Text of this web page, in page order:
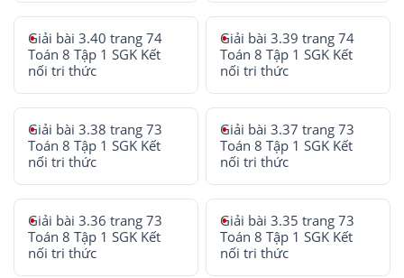
Giải bài 3.40 trang 74
Toán 8 Tập 1 SGK Kết
nối tri thức
Giải bài 3.39 trang 74
Toán 8 Tập 1 SGK Kết
nối tri thức
Giải bài 3.38 trang 73
Toán 8 Tập 1 SGK Kết
nối tri thức
Giải bài 3.37 trang 73
Toán 8 Tập 1 SGK Kết
nối tri thức
Giải bài 3.36 trang 73
Toán 8 Tập 1 SGK Kết
nối tri thức
Giải bài 3.35 trang 73
Toán 8 Tập 1 SGK Kết
nối tri thức